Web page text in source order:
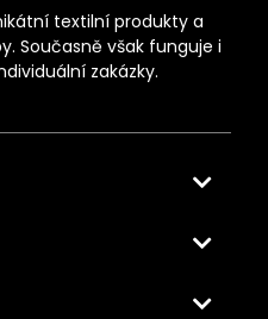
textilní produkty a
Současně však funguje i
zakázky.